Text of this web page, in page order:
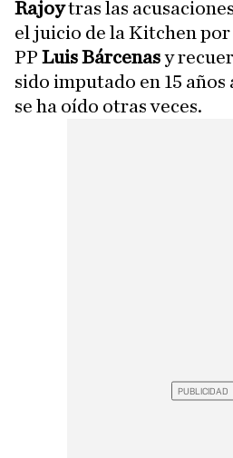
Rajoytras las
el juicio de la Kitchen
PP Luis Bárcenasy
sido imputado en 15
se ha oído otras veces.